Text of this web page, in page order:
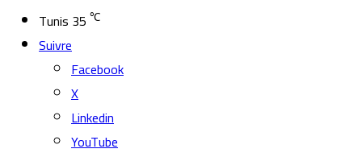
Tunis 35 ℃
Suivre
Facebook
X
Linkedin
YouTube